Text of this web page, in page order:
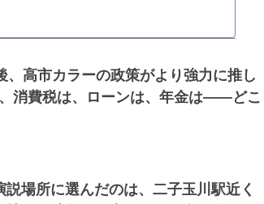
高市カラーの政策がより強力に推し
消費税は、ローンは、年金は――どこ
場所に選んだのは、二子玉川駅近く